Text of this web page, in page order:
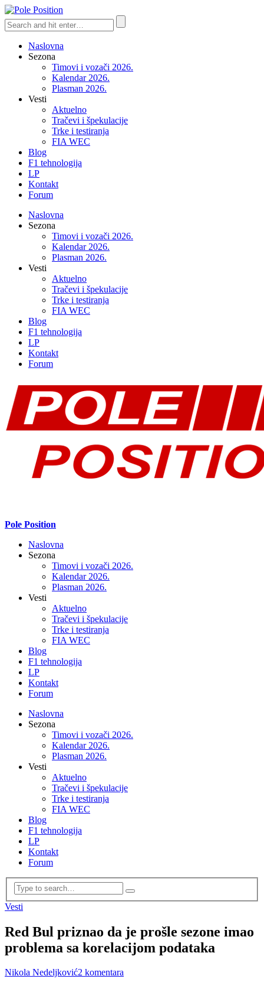
Naslovna
Sezona
Timovi i vozači 2026.
Kalendar 2026.
Plasman 2026.
Vesti
Aktuelno
Tračevi i špekulacije
Trke i testiranja
FIA WEC
Blog
F1 tehnologija
LP
Kontakt
Forum
Naslovna
Sezona
Timovi i vozači 2026.
Kalendar 2026.
Plasman 2026.
Vesti
Aktuelno
Tračevi i špekulacije
Trke i testiranja
FIA WEC
Blog
F1 tehnologija
LP
Kontakt
Forum
Pole Position
Naslovna
Sezona
Timovi i vozači 2026.
Kalendar 2026.
Plasman 2026.
Vesti
Aktuelno
Tračevi i špekulacije
Trke i testiranja
FIA WEC
Blog
F1 tehnologija
LP
Kontakt
Forum
Naslovna
Sezona
Timovi i vozači 2026.
Kalendar 2026.
Plasman 2026.
Vesti
Aktuelno
Tračevi i špekulacije
Trke i testiranja
FIA WEC
Blog
F1 tehnologija
LP
Kontakt
Forum
Vesti
Red Bul priznao da je prošle sezone imao
problema sa korelacijom podataka
Nikola Nedeljković2 komentara